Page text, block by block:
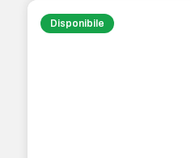
Disponibile